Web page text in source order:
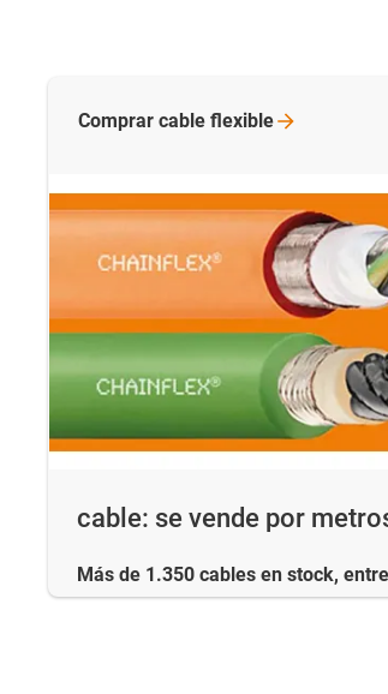
cable: se vende por
Más de 1.350 cables en stock,
Comprar cable flexible